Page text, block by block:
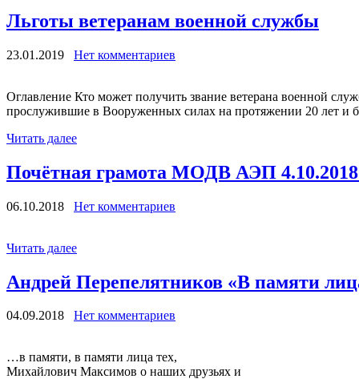
Льготы ветеранам военной службы
23.01.2019 Нет комментариев
Оглавление Кто может получить звание ветерана военной
прослужившие в Вооруженных силах на протяжении 20 лет и
Читать далее
Почётная грамота МОДВ АЭП 4.10.2018
06.10.2018 Нет комментариев
Читать далее
Андрей Перепелятников «В памяти
04.09.2018 Нет комментариев
…в памяти, в памяти лица тех, кого сегодня с
Михайлович Максимов о наших друзьях и